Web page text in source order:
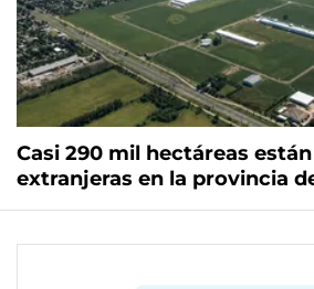
Casi 290 mil hectáreas
extranjeras en la provincia